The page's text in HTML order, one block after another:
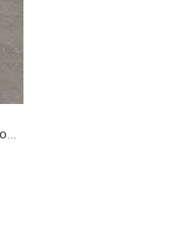
Туам 4 394*394*7 коричневый (2,02м2 / 13шт)